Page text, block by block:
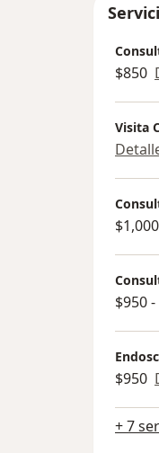
$850
Visita
$950
$950
+ 7